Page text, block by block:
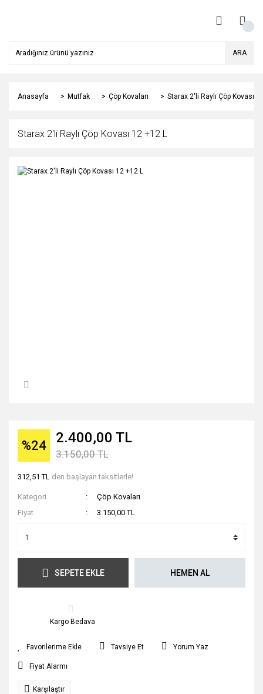
ARA
Anasayfa Mutfak Çöp Kovaları Starax 2'li Raylı Çöp Kovası
Starax 2'li Raylı Çöp Kovası 12 +12 L
%24 2.400,00 TL
3.150,00 TL
312,51 TL den başlayan taksitlerle!
Kategori
Çöp Kovaları
Fiyat
3.150,00 TL
SEPETE EKLE HEMEN AL
Kargo Bedava
Tavsiye Et Yorum Yaz
Fiyat Alarmı
Karşılaştır